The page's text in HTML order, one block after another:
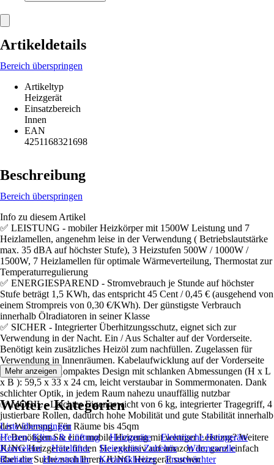
Artikeldetails
Bereich überspringen
Artikeltyp
Heizgerät
Einsatzbereich
Innen
EAN
4251168321698
Beschreibung
Bereich überspringen
Info zu diesem Artikel
✅ LEISTUNG - mobiler Heizkörper mit 1500W Leistung und 7
Heizlamellen, angenehm leise in der Verwendung ( Betriebslautstärke
max. 35 dBA auf höchster Stufe), 3 Heizstufen 500W / 1000W /
1500W, 7 Heizlamellen für optimale Wärmeverteilung, Thermostat zur
Temperaturregulierung
✅ ENERGIESPAREND - Stromvebrauch je Stunde auf höchster
Stufe beträgt 1,5 KWh, das entspricht 45 Cent / 0,45 € (ausgehend von
einem Strompreis von 0,30 €/KWh). Der günstigste Verbrauch
innerhalb Ölradiatoren in seiner Klasse
✅ SICHER - Integrierter Überhitzungsschutz, eignet sich zur
Verwendung in der Nacht. Ein / Aus Schalter auf der Vorderseite.
Benötigt kein zusätzliches Heizöl zum nachfüllen. Zugelassen für
Verwendung in Innenräumen. Kabelaufwicklung auf der Vorderseite
✅ DESIGN - Kompaktes Design mit schlanken Abmessungen (H x L
x B ): 59,5 x 33 x 24 cm, leicht verstaubar in Sommermonaten. Dank
schlichter Optik, in jedem Raum nahezu unauffällig nutzbar
✅ MOBIL - Leichtes Eigengewicht von 6 kg, integrierter Tragegriff, 4
justierbare Rollen, dadurch hohe Mobilität und gute Stabilität innerhalb
der Wohnung. Für Räume bis 45qm
✅ Benötigen Sie eine mobile Heizung mit weniger Leistung? Weitere
JUNG Heizgeräte finden Sie exklusiv auf amazon de, ganz einfach
über die Suche nach Ihrem JUNG Heizgerät suchen
Mehr anzeigen
Weitere Kategorien
Liste überspringen
Heizen, Klima & Lüftung
Heizgeräte
Elektrische Heizgeräte
Konvektor
Heizlüfter Heizgeräte Zubehör
Wärmewelle
Radiator
Heizstrahler Keramikheizer Frostwächter